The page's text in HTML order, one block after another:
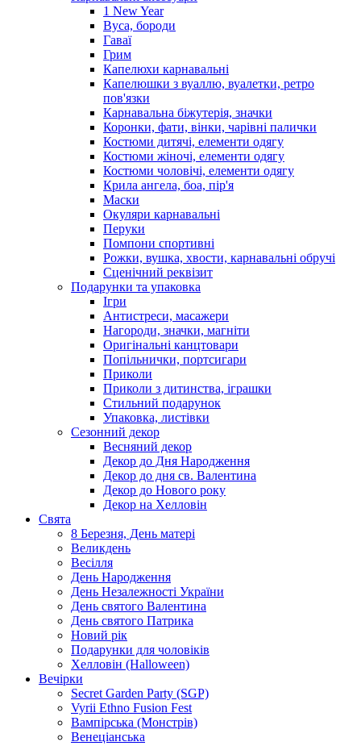
1 New Year
Вуса, бороди
Гаваї
Грим
Капелюхи карнавальні
Капелюшки з вуаллю, вуалетки, ретро
пов'язки
Карнавальна біжутерія, значки
Коронки, фати, вінки, чарівні палички
Костюми дитячі, елементи одягу
Костюми жіночі, елементи одягу
Костюми чоловічі, елементи одягу
Крила ангела, боа, пір'я
Маски
Окуляри карнавальні
Перуки
Помпони спортивні
Рожки, вушка, хвости, карнавальні обручі
Сценічний реквізит
Подарунки та упаковка
Ігри
Антистреси, масажери
Нагороди, значки, магніти
Оригінальні канцтовари
Попільнички, портсигари
Приколи
Приколи з дитинства, іграшки
Стильний подарунок
Упаковка, листівки
Сезонний декор
Весняний декор
Декор до Дня Народження
Декор до дня св. Валентина
Декор до Нового року
Декор на Хелловін
Свята
8 Березня, День матері
Великдень
Весілля
День Народження
День Незалежності України
День святого Валентина
День святого Патрика
Новий рік
Подарунки для чоловіків
Хелловін (Halloween)
Вечірки
Secret Garden Party (SGP)
Vyrii Ethno Fusion Fest
Вампірська (Монстрів)
Венеціанська